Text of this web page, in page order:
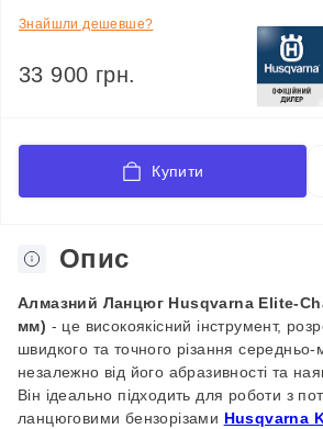
Знайшли дешевше?
33 900 грн.
Купити
Опис
Алмазний Ланцюг Husqvarna Elite-
мм) - це високоякісний інструмент,
швидкого та точного різання середньо-
незалежно від його абразивності та
Він ідеально підходить для роботи з
ланцюговими бензорізами Husqvarna